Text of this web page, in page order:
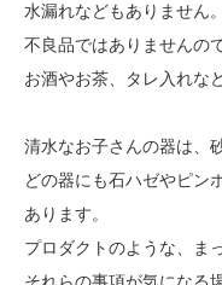
水漏れなどもありません。
不良品ではありませんの
お酒やお茶、タレ入れな
清水なお子さんの器は、
どの器にも石ハゼやピン
あります。
プロダクトのような、ま